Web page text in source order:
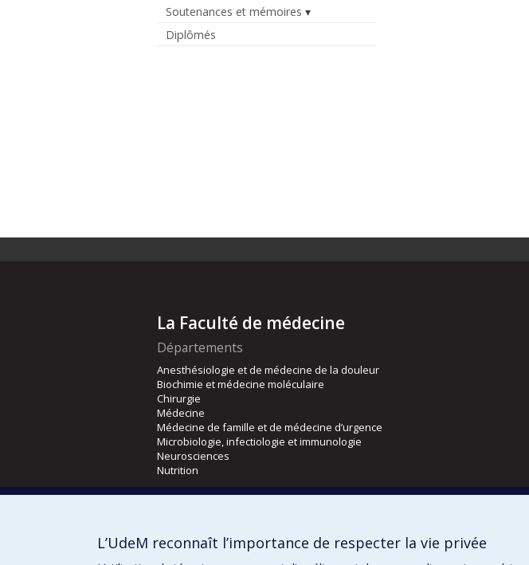
Soutenances et mémoires
Diplômés
La Faculté de médecine
Départements
Anesthésiologie et de médecine de la douleur
Biochimie et médecine moléculaire
Chirurgie
Médecine
Médecine de famille et de médecine d’urgence
Microbiologie, infectiologie et immunologie
Neurosciences
Nutrition
Orthophonie et audiologie
L’UdeM reconnaît l’importance de respecter la vie privée